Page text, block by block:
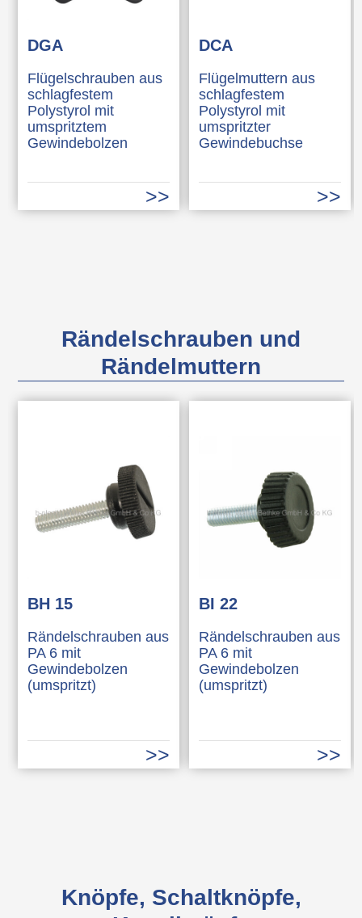
DGA
Flügelschrauben aus
schlagfestem
Polystyrol mit
umspritztem
Gewindebolzen
DCA
Flügelmuttern aus
schlagfestem
Polystyrol mit
umspritzter
Gewindebuchse
Knöpfe, Schaltknöpfe,
Rändelschrauben und
Rändelmuttern
BH 15
Rändelschrauben aus
PA 6 mit
Gewindebolzen
(umspritzt)
BI 22
Rändelschrauben aus
PA 6 mit
Gewindebolzen
(umspritzt)